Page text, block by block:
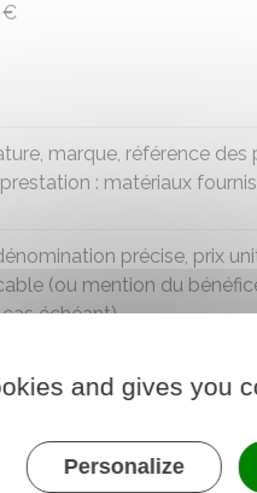
€
marque, référence des
: matériaux
précise, prix
(ou mention du
échéant)
d'emballage par exemple)
ou remise acquise à
de service et
and gives you
Personalize